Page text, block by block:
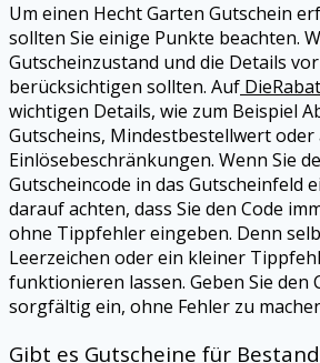
Um einen Hecht Garten Gutschein
sollten Sie einige Punkte beachten.
Gutscheinzustand und die Details
berücksichtigen sollten. Auf
wichtigen Details, wie zum Beispiel
Gutscheins, Mindestbestellwert oder
Einlösebeschränkungen. Wenn Sie
Gutscheincode in das Gutscheinfeld
darauf achten, dass Sie den Code
ohne Tippfehler eingeben. Denn
Leerzeichen oder ein kleiner
funktionieren lassen. Geben Sie den
sorgfältig ein, ohne Fehler zu
Gibt es Gutscheine für